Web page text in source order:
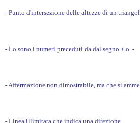
- Punto d'intersezione delle altezze di un
- Lo sono i numeri preceduti da dal segno + o -
- Affermazione non dimostrabile, ma che si
- Linea illimitata che indica una direzione